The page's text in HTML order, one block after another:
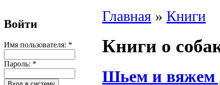
Войти
Имя пользователя: *
Пароль: *
Главная » Книги
Книги о
Шьем и вяжем